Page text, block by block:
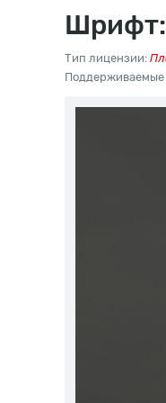
Тип лицензии: